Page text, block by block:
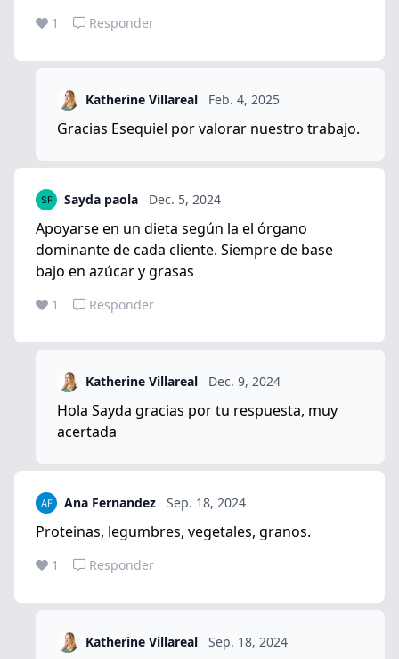
1 Responder
Katherine Villareal Feb. 4, 2025
Gracias Esequiel por valorar nuestro trabajo.
Sayda paola Dec. 5, 2024
Apoyarse en un dieta según la el órgano
dominante de cada cliente. Siempre de base
bajo en azúcar y grasas
1 Responder
Katherine Villareal Dec. 9, 2024
Hola Sayda gracias por tu respuesta, muy
acertada
Ana Fernandez Sep. 18, 2024
Proteinas, legumbres, vegetales, granos.
1 Responder
Katherine Villareal Sep. 18, 2024